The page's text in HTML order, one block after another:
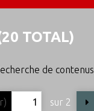
TOTAL)
de contenus
sur 2